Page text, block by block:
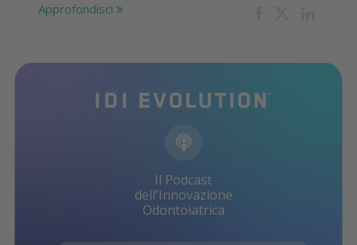
Approfondisci
Il Podcast
dell'Innovazione
Odontoiatrica